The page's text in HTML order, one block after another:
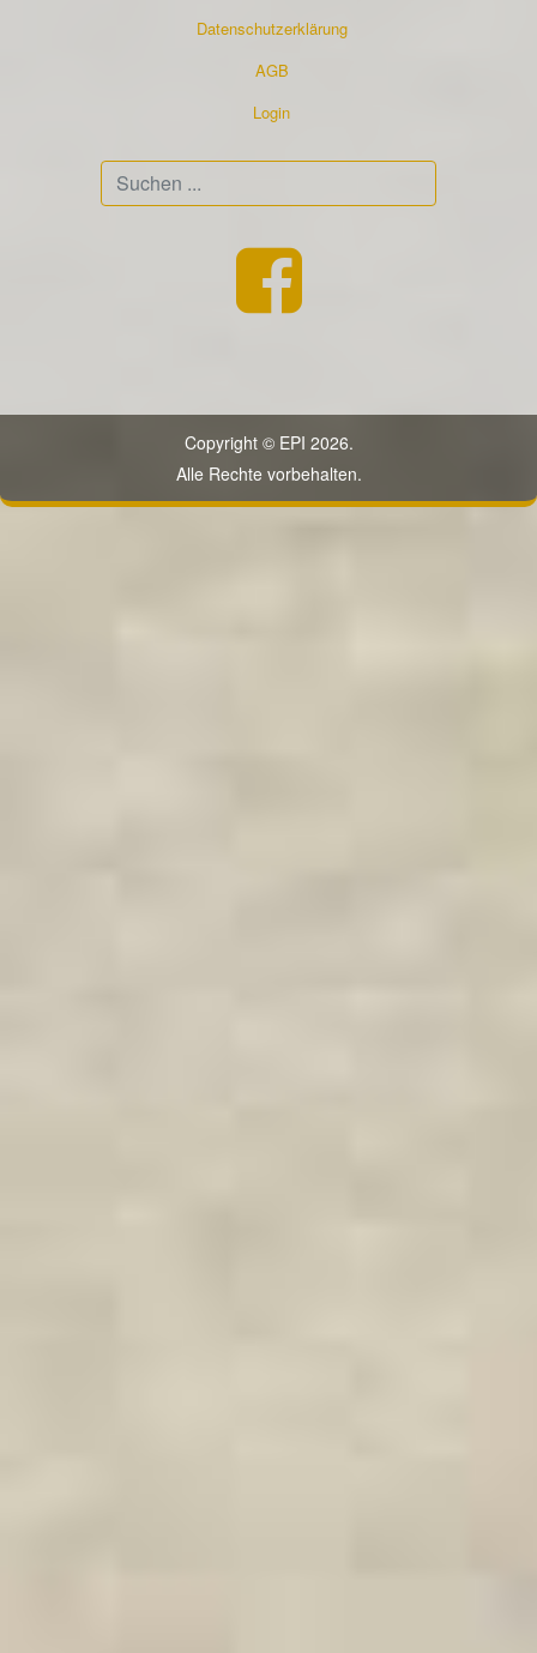
Datenschutzerklärung
AGB
Login
Copyright © EPI 2026.
Alle Rechte vorbehalten.